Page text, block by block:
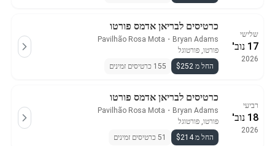
שלישי
17 נוב'
2026
כרטיסים לבריאן אדמס פורטו
Bryan Adams
・
Pavilhão Rosa Mota
פורטו, פורטוגל
החל מ $252
155 כרטיסים זמינים
רביעי
18 נוב'
2026
כרטיסים לבריאן אדמס פורטו
Bryan Adams
・
Pavilhão Rosa Mota
פורטו, פורטוגל
החל מ $214
51 כרטיסים זמינים